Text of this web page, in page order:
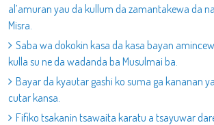
al’amuran yau da kullum da zamantakewa da
Misra.
Saba wa dokokin kasa da kasa bayan
kulla su ne da wadanda ba Musulmai ba.
Bayar da kyautar gashi ko suma ga kananan
cutar kansa.
Fifiko tsakanin tsawaita karatu a tsayuwar